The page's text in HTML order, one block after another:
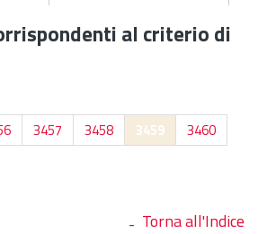
al criterio di
3457 3458 3459
3460
Torna all'Indice